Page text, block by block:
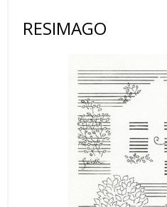
RESIMAGO